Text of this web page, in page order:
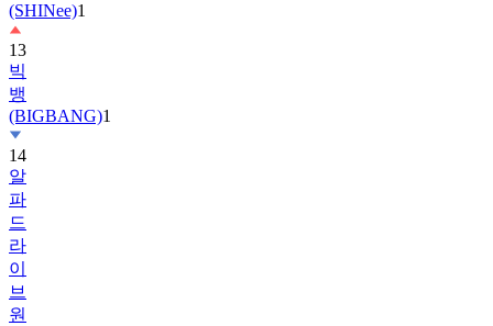
(SHINee)1
13
빅
뱅
(BIGBANG)1
14
알
파
드
라
이
브
원